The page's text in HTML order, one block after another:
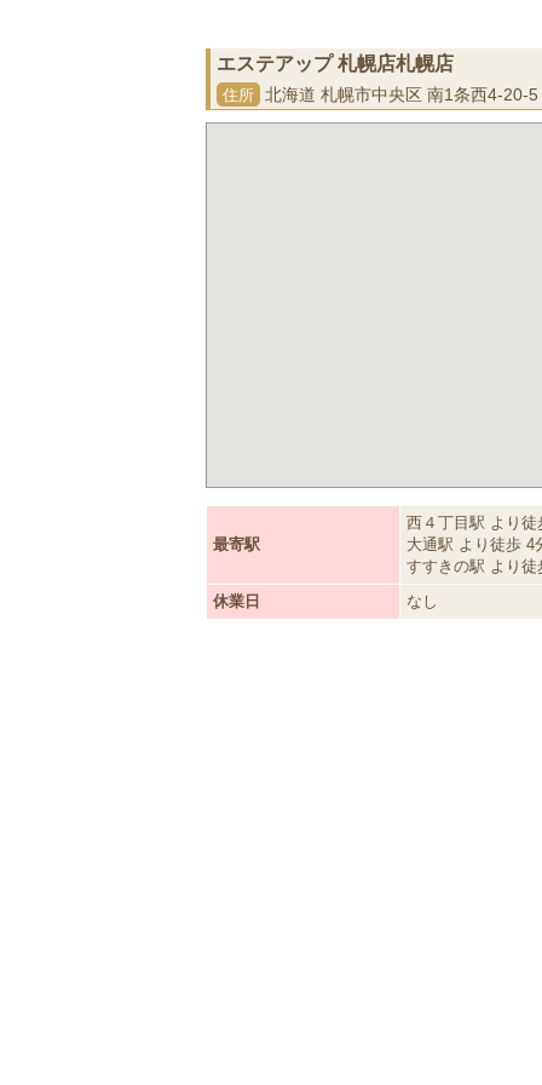
エステアップ 札幌店札幌店
住所 北海道 札幌市中央区 南1条西4-20-
最寄駅
西４丁目駅 より徒
大通駅 より徒歩 4
すすきの駅 より徒
休業日
なし